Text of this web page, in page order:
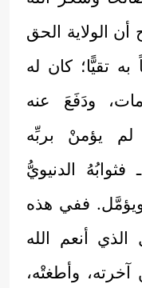
الولاية الحق
تقيًّا؛ كان له
ودَفَعَ عنه
لم يؤمنْ بربِّه
فثوابُهُ الدنيويُّ
ففي هذه
الذي أنعم الله
آخرته، وأطغتْه،